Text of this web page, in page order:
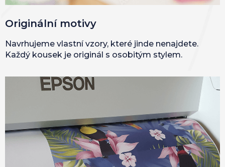
Originální motivy
Navrhujeme vlastní vzory, které jinde nenajdete.
Každý kousek je originál s osobitým stylem.